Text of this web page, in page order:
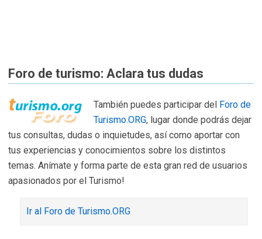
Foro de turismo: Aclara tus dudas
También puedes participar del Foro de
Turismo.ORG, lugar donde podrás dejar
tus consultas, dudas o inquietudes, así como aportar con
tus experiencias y conocimientos sobre los distintos
temas. Anímate y forma parte de esta gran red de usuarios
apasionados por el Turismo!
Ir al Foro de Turismo.ORG